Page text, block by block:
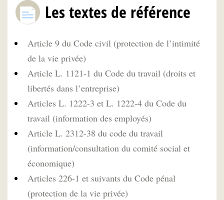
Les textes de référence
Article 9 du Code civil (protection de l’intimité
de la vie privée)
Article L. 1121-1 du Code du travail (droits et
libertés dans l’entreprise)
Articles L. 1222-3 et L. 1222-4 du Code du
travail (information des employés)
Article L. 2312-38 du code du travail
(information/consultation du comité social et
économique)
Articles 226-1 et suivants du Code pénal
(protection de la vie privée)